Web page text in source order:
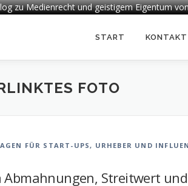
zu Medienrecht und geistigem Eigentum
START KONTAKT
FOTO
FÜR START-UPS, URHEBER UND
Streitwert und